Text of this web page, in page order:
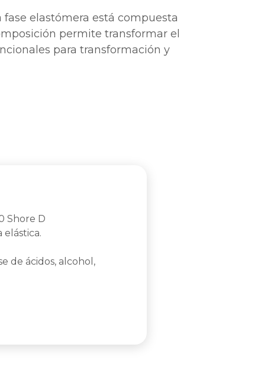
elastómera está compuesta
permite transformar el
para transformación y
Shore D
de ácidos, alcohol,